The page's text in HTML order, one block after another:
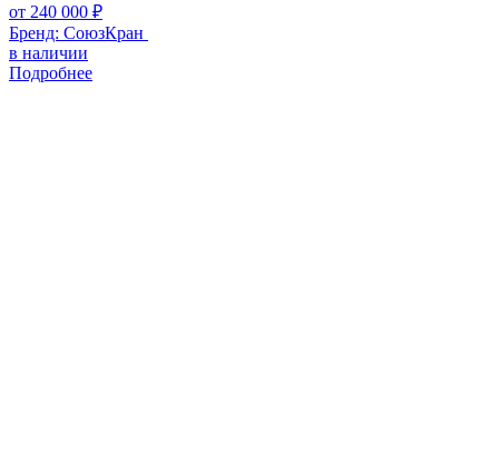
от 240 000 ₽
Бренд: СоюзКран
в наличии
Подробнее